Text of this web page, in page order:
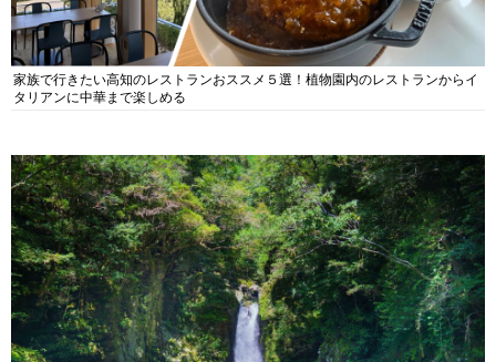
家族で行きたい高知のレストランおススメ５選！植物園内のレストランからイ
タリアンに中華まで楽しめる